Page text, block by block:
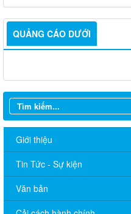
QUẢNG CÁO DƯỚI
Giới thiệu
Tin Tức - Sự kiện
Văn bản